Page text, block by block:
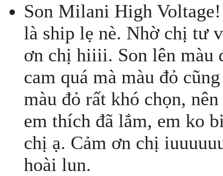
Son Milani High
là ship lẹ nè. Nhờ chị tư
ơn chị hiiii. Son lên màu
cam quá mà màu đỏ
màu đỏ rất khó chọn,
em thích đã lắm, em ko
chị ạ. Cảm ơn chị
hoài lun.